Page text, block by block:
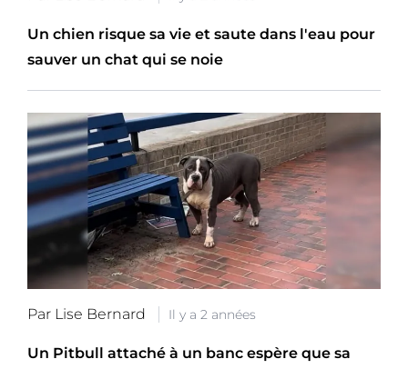
Un chien risque sa vie et saute dans l'eau pour
sauver un chat qui se noie
Par Lise Bernard Il y a 2 années
Un Pitbull attaché à un banc espère que sa